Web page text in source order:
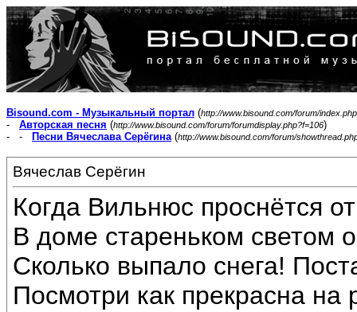
Bisound.com - Музыкальный портал (http://www.bisound.com/forum/index.php
- Авторская песня (http://www.bisound.com/forum/forumdisplay.php?f=106)
- -
Песни Вячеслава Серёгина(http://www.bisound.com/forum/
Вячеслав Серёгин
Когда Вильнюс проснётся
В доме стареньком светом
Сколько выпало снега!
Посмотри как прекрасна на